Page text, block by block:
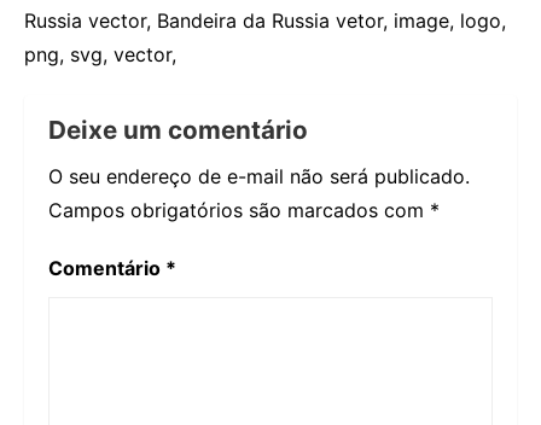
Russia vector, Bandeira da Russia vetor, image, logo,
png, svg, vector,
Deixe um comentário
O seu endereço de e-mail não será publicado.
Campos obrigatórios são marcados com *
Comentário *